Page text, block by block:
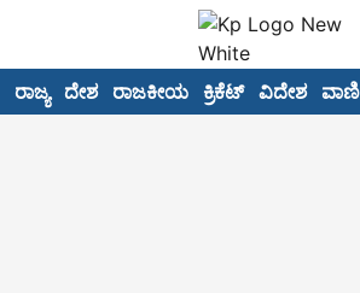
ರಾಜ್ಯ ದೇಶ ರಾಜಕೀಯ ಕ್ರಿಕೆಟ್ ವಿದೇಶ